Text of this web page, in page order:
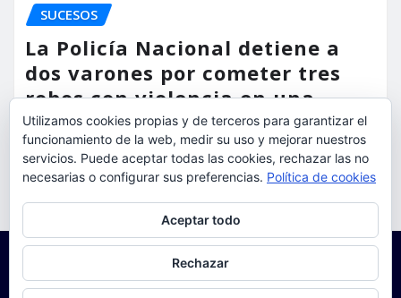
SUCESOS
La Policía Nacional detiene a
dos varones por cometer tres
robos con violencia en una
misma mañana
torrent al dia Ago 7, 2026
Utilizamos cookies propias y de terceros para garantizar el
funcionamiento de la web, medir su uso y mejorar nuestros
servicios. Puede aceptar todas las cookies, rechazar las no
necesarias o configurar sus preferencias. Política de cookies
Aceptar todo
Rechazar
Para obtener más información, incluido cómo gestionar las cookies,